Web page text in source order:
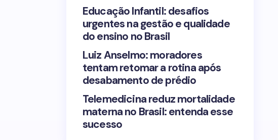
Educação Infantil: desafios
urgentes na gestão e qualidade
do ensino no Brasil
Luiz Anselmo: moradores
tentam retomar a rotina após
desabamento de prédio
Telemedicina reduz mortalidade
materna no Brasil: entenda esse
sucesso